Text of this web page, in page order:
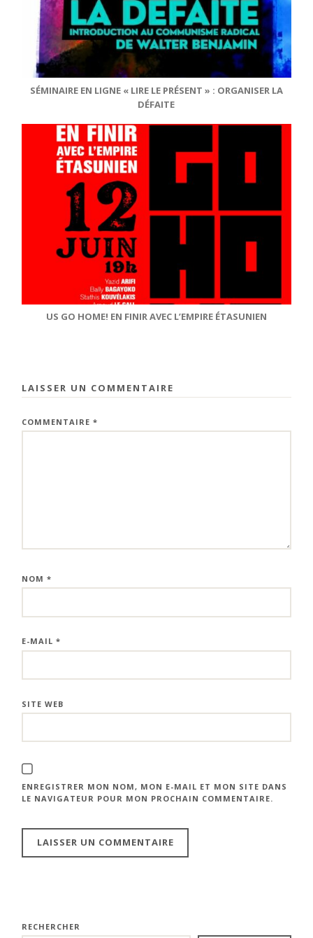
SÉMINAIRE EN LIGNE « LIRE LE PRÉSENT » : ORGANISER LA
DÉFAITE
US GO HOME! EN FINIR AVEC L’EMPIRE ÉTASUNIEN
LAISSER UN COMMENTAIRE
COMMENTAIRE*
NOM*
E-MAIL*
SITE WEB
ENREGISTRER MON NOM, MON E-MAIL ET MON SITE DANS
LE NAVIGATEUR POUR MON PROCHAIN COMMENTAIRE.
RECHERCHER